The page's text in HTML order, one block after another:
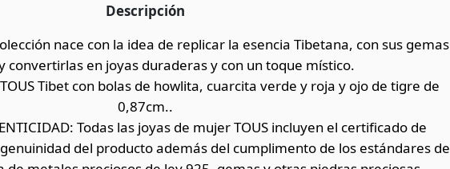
Descripción
nace con la idea de replicar la esencia Tibetana, con sus gemas
convertirlas en joyas duraderas y con un toque místico.
Tibet con bolas de howlita, cuarcita verde y roja y ojo de tigre de
0,87cm..
Todas las joyas de mujer TOUS incluyen el certificado de
del producto además del cumplimento de los estándares de